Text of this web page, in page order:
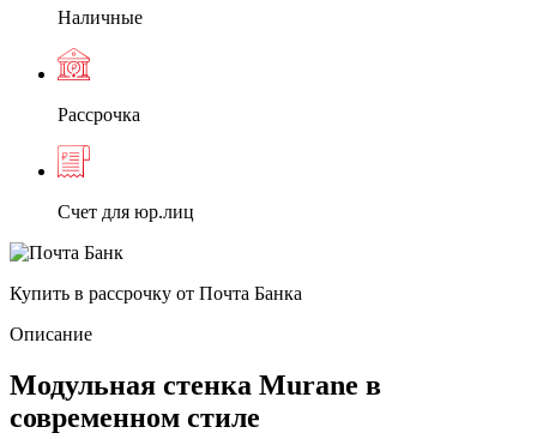
Наличные
Рассрочка
Счет для юр.лиц
Купить в рассрочку от Почта Банка
Описание
Модульная стенка Murane в
современном стиле